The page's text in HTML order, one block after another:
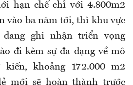
hạn chế chỉ với 4.800m2
vào ba năm tới, thì khu vực
ghi nhận triển vọng
đi kèm sự đa dạng về mô
khoảng 172.000 m2
mới sẽ hoàn thành trước